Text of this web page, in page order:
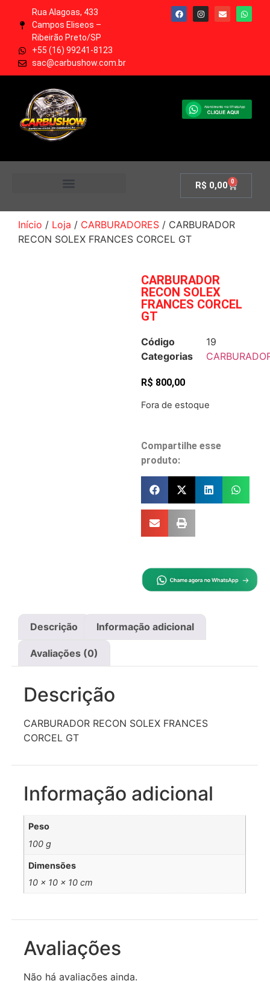
Rua Alagoas, 433
Campos Eliseos –
Ribeirão Preto/SP
+55 (16) 99241-8123
sac@carbushow.com.br
R$ 0,00 0
Início / Loja / CARBURADORES / CARBURADOR
RECON SOLEX FRANCES CORCEL GT
CARBURADOR
RECON SOLEX
FRANCES CORCEL
GT
Código
19
Categorias
R$ 800,00
Fora de estoque
Compartilhe esse
produto:
Descrição Informação adicional
Avaliações (0)
Descrição
CARBURADOR RECON SOLEX FRANCES
CORCEL GT
Informação adicional
Peso
100 g
Dimensões
10 × 10 × 10 cm
Avaliações
Não há avaliações ainda.